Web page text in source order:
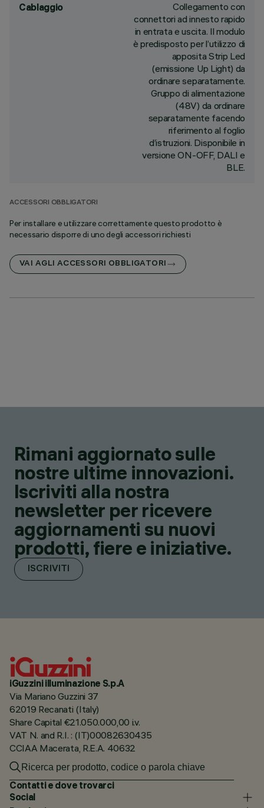
Cablaggio
Collegamento con
connettori ad innesto rapido
in entrata e uscita. Il modulo
è predisposto per l’utilizzo di
apposita Strip Led
(emissione Up Light) da
ordinare separatamente.
Gruppo di alimentazione
(48V) da ordinare
separatamente facendo
riferimento al foglio
d’istruzioni. Disponibile in
versione ON-OFF, DALI e
BLE.
ACCESSORI OBBLIGATORI
Per installare e utilizzare correttamente questo prodotto è
necessario disporre di uno degli accessori richiesti
VAI AGLI ACCESSORI OBBLIGATORI
Rimani aggiornato sulle
nostre ultime innovazioni.
Iscriviti alla nostra
newsletter per ricevere
aggiornamenti su nuovi
prodotti, fiere e iniziative.
ISCRIVITI
iGuzzini illuminazione S.p.A
Via Mariano Guzzini 37
62019 Recanati (Italy)
Share Capital €21.050.000,00 i.v.
VAT N. and R.I. : (IT)00082630435
CCIAA Macerata, R.E.A. 40632
Contatti e dove trovarci
Social